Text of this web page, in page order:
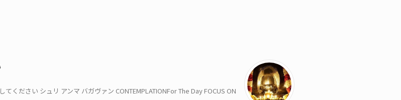
ください シュリ アンマ バガヴァン CONTEMPLATIONFor The Day FOCUS ON